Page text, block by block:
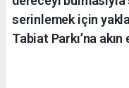
serinlemek için
Tabiat Parkı’na akın